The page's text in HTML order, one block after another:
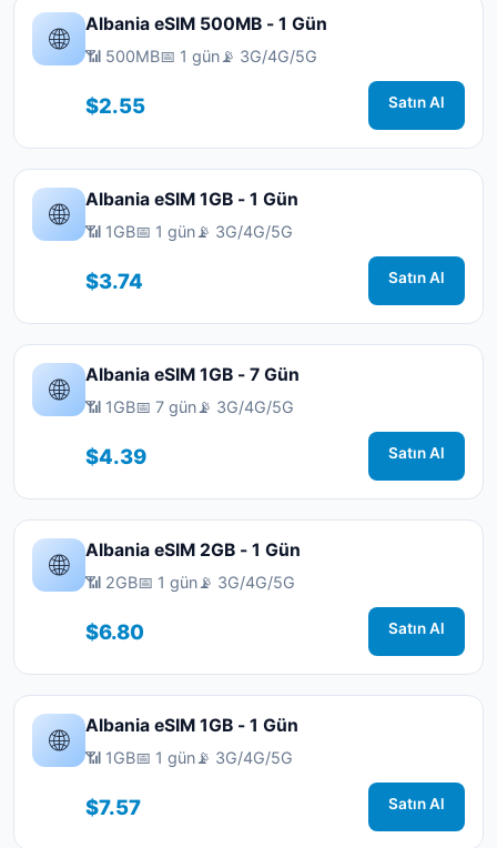
🌐 Albania eSIM 500MB - 1 Gün
📶 500MB📅 1 gün📡 3G/4G/5G
$2.55 Satın Al
🌐 Albania eSIM 1GB - 1 Gün
📶 1GB📅 1 gün📡 3G/4G/5G
$3.74 Satın Al
🌐 Albania eSIM 1GB - 7 Gün
📶 1GB📅 7 gün📡 3G/4G/5G
$4.39 Satın Al
🌐 Albania eSIM 2GB - 1 Gün
📶 2GB📅 1 gün📡 3G/4G/5G
$6.80 Satın Al
🌐 Albania eSIM 1GB - 1 Gün
📶 1GB📅 1 gün📡 3G/4G/5G
$7.57 Satın Al